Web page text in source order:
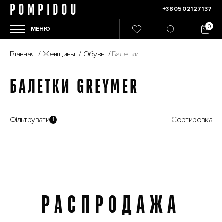
POMPIDOU +380502127137
МЕНЮ
Главная / Женщины / Обувь / Балетки
БАЛЕТКИ GREYMER
Фільтрувати 1 Сортировка
РаспродажаРАСПРОДАЖА